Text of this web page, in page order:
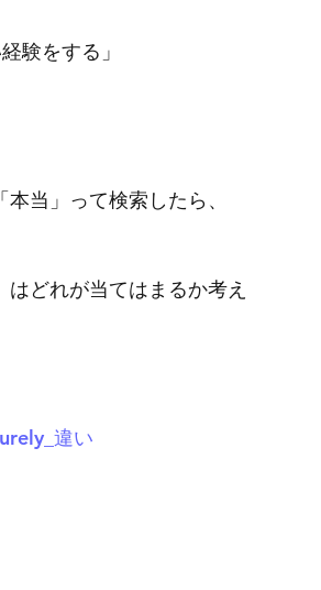
験をする」
当」って検索したら、
どれが当てはまるか考え
違い